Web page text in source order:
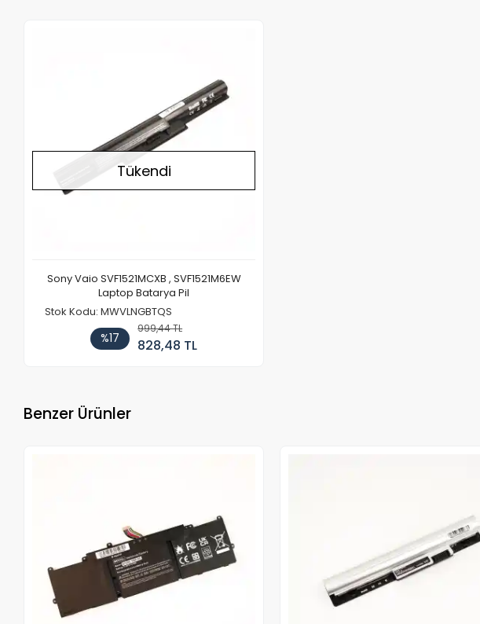
Tükendi
Sony Vaio SVF1521MCXB , SVF1521M6EW
Laptop Batarya Pil
Stok Kodu: MWVLNGBTQS
%17
999,44 TL
828,48 TL
Benzer Ürünler